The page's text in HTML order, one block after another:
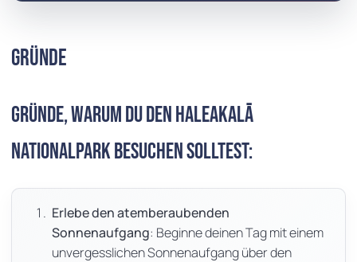
Gründe
Gründe, warum du den Haleakalā
Nationalpark besuchen solltest:
Erlebe den atemberaubenden
Sonnenaufgang: Beginne deinen Tag mit einem
unvergesslichen Sonnenaufgang über den